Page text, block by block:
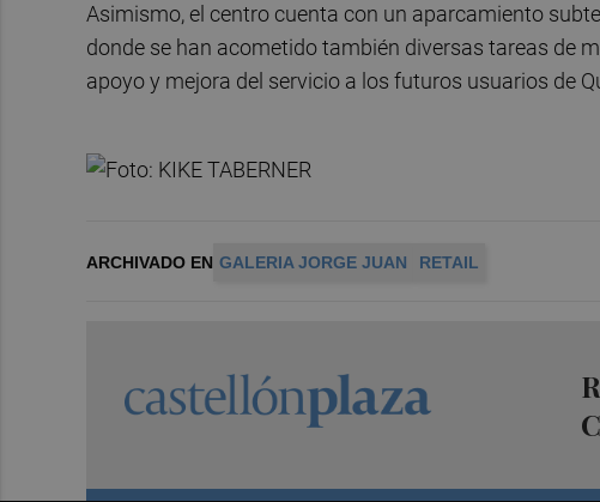
Asimismo, el centro cuenta con un aparcamiento
donde se han acometido también diversas tareas de
apoyo y mejora del servicio a los futuros usuarios de
ARCHIVADO EN GALERIA JORGE JUAN RETAIL